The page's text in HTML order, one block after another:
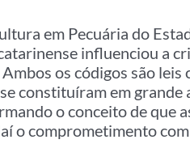
em Pecuária do
influenciou a
os códigos são leis
constituíram em grande
o conceito de que
o comprometimento